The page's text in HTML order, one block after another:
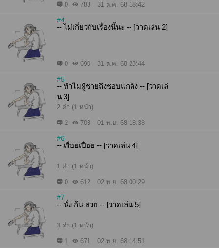
0 783 31 ต.ค. 68 18:42
#4
-- ไม่เกี่ยวกับเรื่องนี้นะ -- [วาดเล่น 2]
0 690 31 ต.ค. 68 23:44
#5
-- ทำไมผู้ชายถึงชอบแกล้ง -- [วาดเล่
น 3]
2 คำ (1 หน้า)
2 703 01 พ.ย. 68 18:38
#6
-- เรื่อยเปื่อย -- [วาดเล่น 4]
1 คำ (1 หน้า)
0 612 02 พ.ย. 68 00:29
#7
-- นั่ง ก้น สวย -- [วาดเล่น 5]
3 คำ (1 หน้า)
1 671 02 พ.ย. 68 14:51